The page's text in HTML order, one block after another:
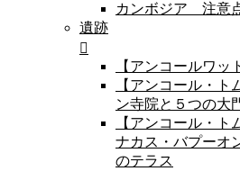
カンボジア 注意
遺跡
【アンコールワッ
【アンコール・ト
ン寺院と５つの大
【アンコール・ト
ナカス・バプーオ
のテラス